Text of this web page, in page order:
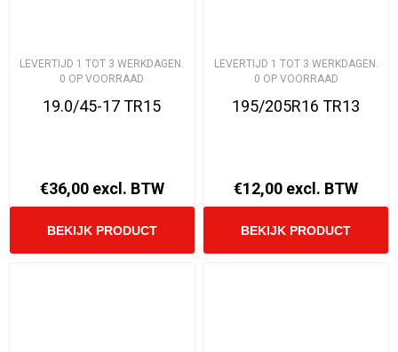
LEVERTIJD 1 TOT 3 WERKDAGEN.
0 OP VOORRAAD
19.0/45-17 TR15
€36,00 excl. BTW
LEVERTIJD 1 TOT 3 WERKDAGEN.
0 OP VOORRAAD
195/205R16 TR13
€12,00 excl. BTW